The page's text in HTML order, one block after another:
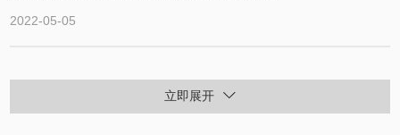
2022-05-05
立即展开